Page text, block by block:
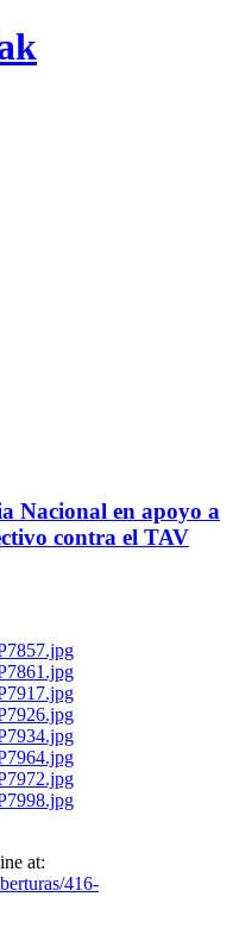
Nacional en apoyo a
contra el TAV
at:
416-